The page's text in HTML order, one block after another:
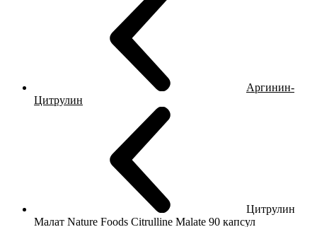
Аргинин-
Цитрулин
Цитрулин
Малат Nature Foods Citrulline Malate 90 капсул